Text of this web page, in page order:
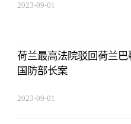
2023-09-01
荷兰最高法院驳回荷兰
国防部长案
2023-09-01